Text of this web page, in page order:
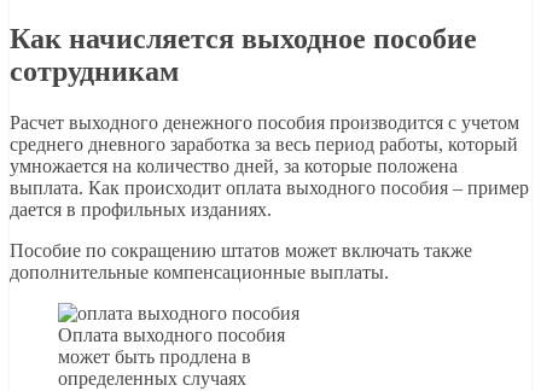
Как начисляется выходное пособие
сотрудникам
Расчет выходного денежного пособия производится с учетом
среднего дневного заработка за весь период работы, который
умножается на количество дней, за которые положена
выплата. Как происходит оплата выходного пособия – пример
дается в профильных изданиях.
Пособие по сокращению штатов может включать также
дополнительные компенсационные выплаты.
Оплата выходного пособия
может быть продлена в
определенных случаях